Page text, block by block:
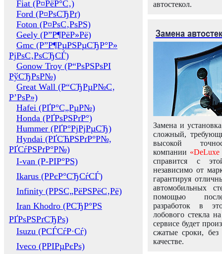
Fiat (Р¤РёР°С‚)
Ford (Р¤РѕСЂРґ)
Foton (Р¤РѕС‚РѕРЅ)
Geely (Р”Р¶РёР»Рё)
Gmc (Р”Р¶РµРЅРµСЂР°Р»
РјРѕС‚РѕСЂСЃ)
Gonow Troy (Р“РѕРЅРѕРІ
РўСЂРѕР№)
Great Wall (Р“СЂРµР№С‚
Р’РѕР»)
Hafei (РҐР°С„РµР№)
Honda (РҐРѕРЅРґР°)
Hummer (РҐР°РјРјРµСЂ)
Hyndai (РҐСЋРЅРґР°Р№,
РҐСѓРЅРґР°Р№)
I-van (Р-РІР°РЅ)
Ikarus (РРєР°СЂСѓСЃ)
Infinity (РРЅС„РёРЅРёС‚Рё)
Iran Khodro (РСЂР°РЅ
РҐРѕРЅРґСЂРѕ)
Isuzu (РСЃСѓР·Сѓ)
Iveco (РРІРµРєРѕ)
автостекол.
Замена
Замена и
сложный,
высокой
компании «DeLuxe
справится с
независимо от
гарантируя
автомобильных
помощью
разработок в
лобового стекла
сервисе будет
сжатые сроки,
качестве.